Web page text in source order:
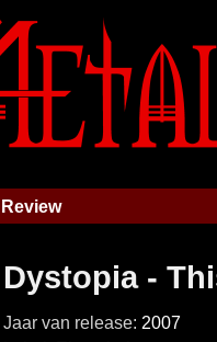
Review
Dystopia -
Jaar van release: 2007